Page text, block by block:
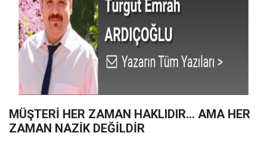
MÜŞTERİ HER ZAMAN HAKLIDIR… AMA HER
ZAMAN NAZİK DEĞİLDİR